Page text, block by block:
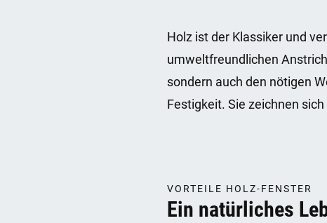
Holz ist der Klassiker und
umweltfreundlichen
sondern auch den nötigen
Festigkeit. Sie zeichnen
VORTEILE HOLZ-FENSTER
Ein natürliches